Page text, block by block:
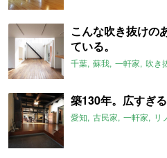
こんな吹き抜けの
ている。
千葉 蘇我 一軒家 吹き
築130年。広すぎ
愛知 古民家 一軒家 リ